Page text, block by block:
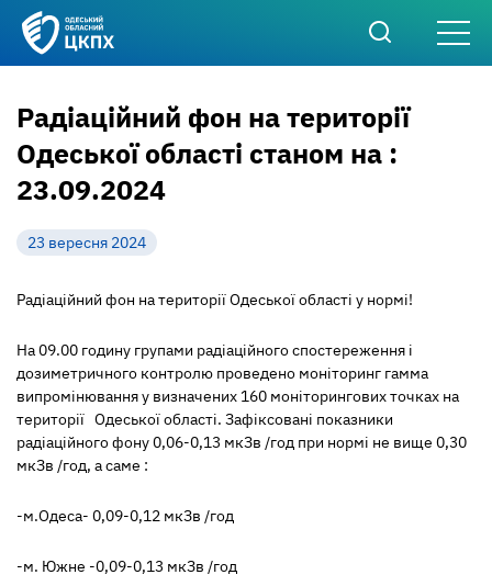
Радіаційний фон на території
Одеської області станом на :
23.09.2024
23 вересня 2024
Радіаційний фон на території Одеської області у нормі!
На 09.00 годину групами радіаційного спостереження і
дозиметричного контролю проведено моніторинг гамма
випромінювання у визначених 160 моніторингових точках на
території Одеської області. Зафіксовані показники
радіаційного фону 0,06-0,13 мкЗв /год при нормі не вище 0,30
мкЗв /год, а саме :
-м.Одеса- 0,09-0,12 мкЗв /год
-м. Южне -0,09-0,13 мкЗв /год